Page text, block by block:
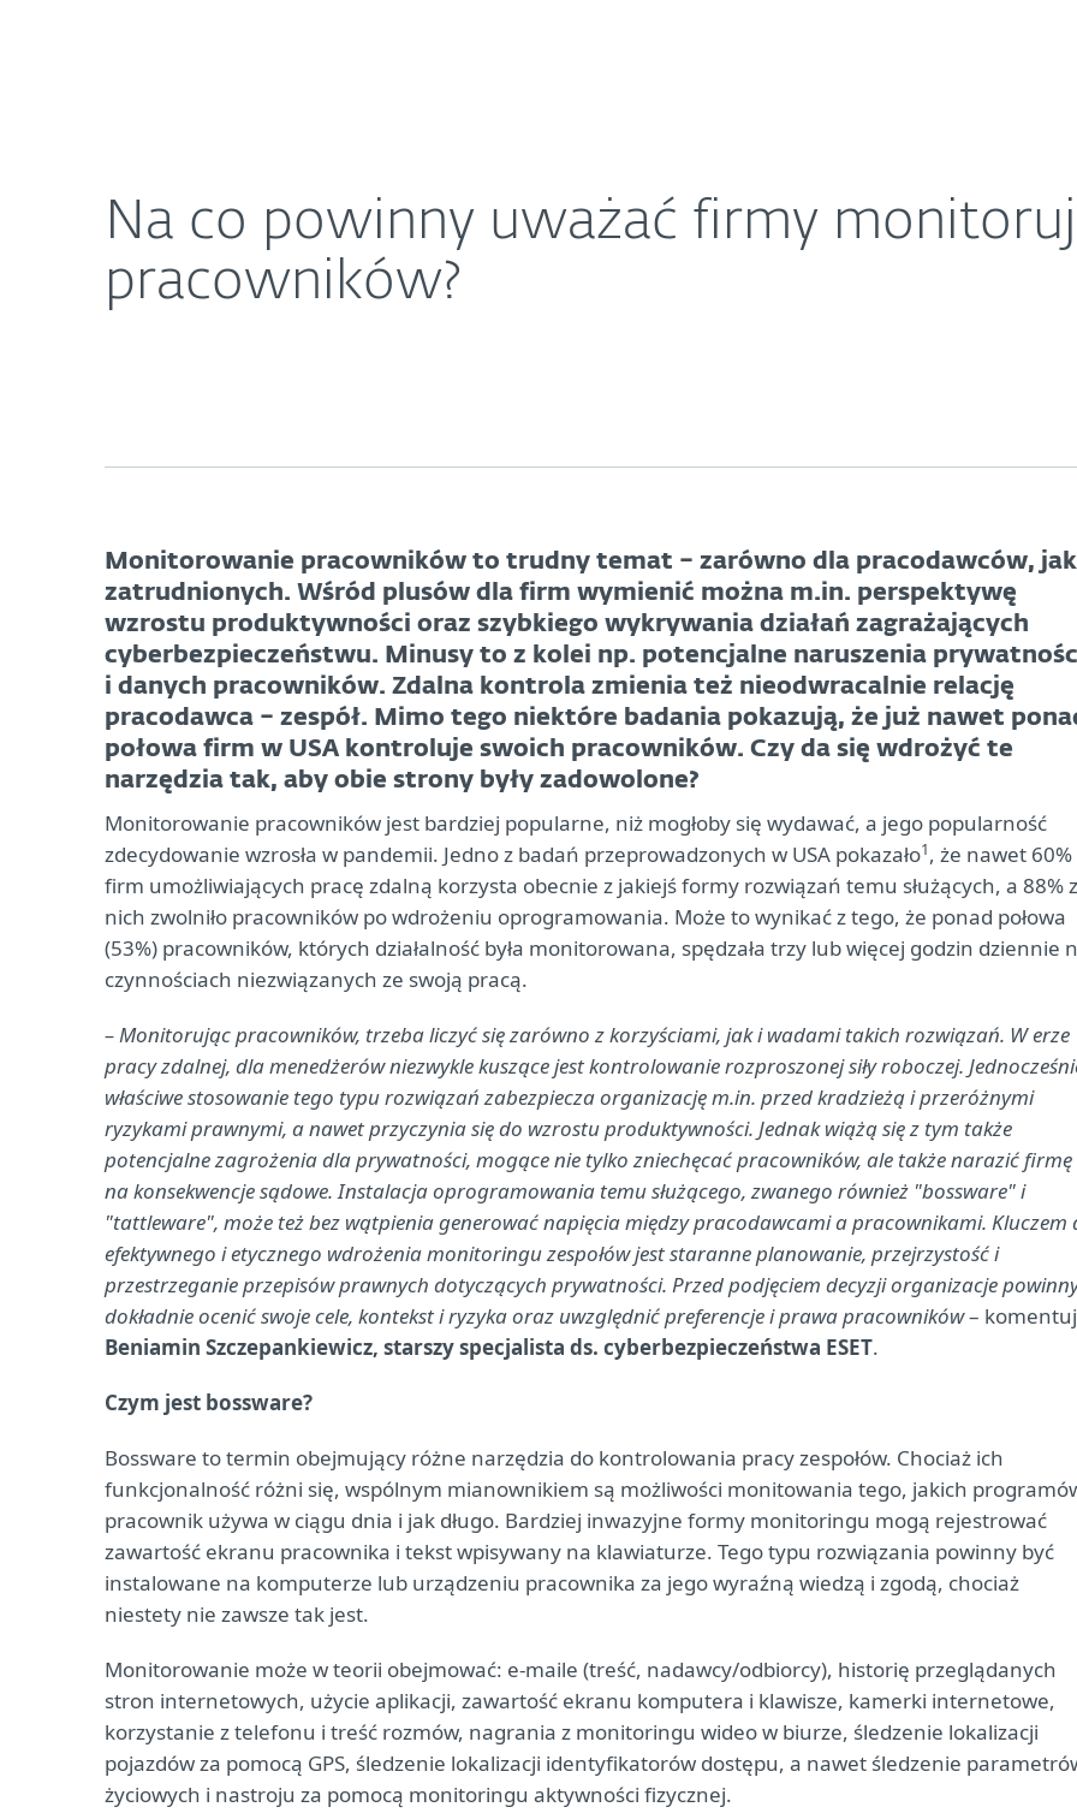
Na co powinny uważać firmy
pracowników?
Monitorowanie pracowników to trudny temat – zarówno dla pracodawców,
zatrudnionych. Wśród plusów dla firm wymienić można m.in. perspektywę
wzrostu produktywności oraz szybkiego wykrywania działań zagrażających
cyberbezpieczeństwu. Minusy to z kolei np. potencjalne naruszenia
i danych pracowników. Zdalna kontrola zmienia też nieodwracalnie relację
pracodawca – zespół. Mimo tego niektóre badania pokazują, że już nawet
połowa firm w USA kontroluje swoich pracowników. Czy da się wdrożyć te
narzędzia tak, aby obie strony były zadowolone?
Monitorowanie pracowników jest bardziej popularne, niż mogłoby się wydawać, a jego popularność
zdecydowanie wzrosła w pandemii. Jedno z badań przeprowadzonych w USA pokazało1, że nawet 60%
firm umożliwiających pracę zdalną korzysta obecnie z jakiejś formy rozwiązań temu służących, a 88% z
nich zwolniło pracowników po wdrożeniu oprogramowania. Może to wynikać z tego, że ponad połowa
(53%) pracowników, których działalność była monitorowana, spędzała trzy lub więcej godzin dziennie
czynnościach niezwiązanych ze swoją pracą.
– Monitorując pracowników, trzeba liczyć się zarówno z korzyściami, jak i wadami takich rozwiązań. W erze
pracy zdalnej, dla menedżerów niezwykle kuszące jest kontrolowanie rozproszonej siły roboczej.
właściwe stosowanie tego typu rozwiązań zabezpiecza organizację m.in. przed kradzieżą i przeróżnymi
ryzykami prawnymi, a nawet przyczynia się do wzrostu produktywności. Jednak wiążą się z tym także
potencjalne zagrożenia dla prywatności, mogące nie tylko zniechęcać pracowników, ale także narazić firmę
na konsekwencje sądowe. Instalacja oprogramowania temu służącego, zwanego również "bossware" i
"tattleware", może też bez wątpienia generować napięcia między pracodawcami a pracownikami. Kluczem
efektywnego i etycznego wdrożenia monitoringu zespołów jest staranne planowanie, przejrzystość i
przestrzeganie przepisów prawnych dotyczących prywatności. Przed podjęciem decyzji organizacje
dokładnie ocenić swoje cele, kontekst i ryzyka oraz uwzględnić preferencje i prawa pracowników–
Beniamin Szczepankiewicz, starszy specjalista ds. cyberbezpieczeństwa ESET.
Czym jest bossware?
Bossware to termin obejmujący różne narzędzia do kontrolowania pracy zespołów. Chociaż ich
funkcjonalność różni się, wspólnym mianownikiem są możliwości monitowania tego, jakich
pracownik używa w ciągu dnia i jak długo. Bardziej inwazyjne formy monitoringu mogą rejestrować
zawartość ekranu pracownika i tekst wpisywany na klawiaturze. Tego typu rozwiązania powinny być
instalowane na komputerze lub urządzeniu pracownika za jego wyraźną wiedzą i zgodą, chociaż
niestety nie zawsze tak jest.
Monitorowanie może w teorii obejmować: e-maile (treść, nadawcy/odbiorcy), historię przeglądanych
stron internetowych, użycie aplikacji, zawartość ekranu komputera i klawisze, kamerki internetowe,
korzystanie z telefonu i treść rozmów, nagrania z monitoringu wideo w biurze, śledzenie lokalizacji
pojazdów za pomocą GPS, śledzenie lokalizacji identyfikatorów dostępu, a nawet śledzenie
życiowych i nastroju za pomocą monitoringu aktywności fizycznej.